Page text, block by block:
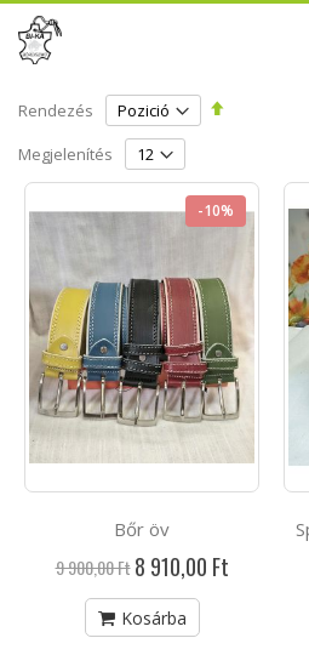
Ugrás
a
tartalomhoz
Rendezés
Csökkenő
Megjelenítés
-10%
Bőr öv
9 900,00 Ft Akciós
ár
8 910,00 Ft
Kosárba